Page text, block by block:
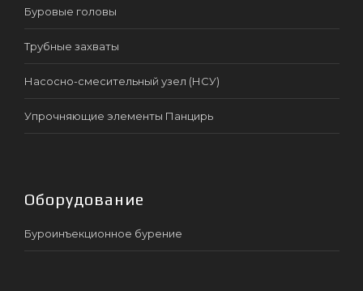
Буровые головы
Трубные захваты
Насосно-смесительный узел (НСУ)
Упрочняющие элементы Панцирь
Оборудование
Буроинъекционное бурение